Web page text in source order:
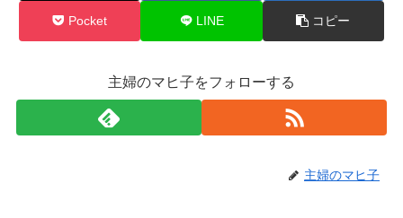
Pocket LINE コピー
主婦のマヒ子をフォローする
主婦のマヒ子